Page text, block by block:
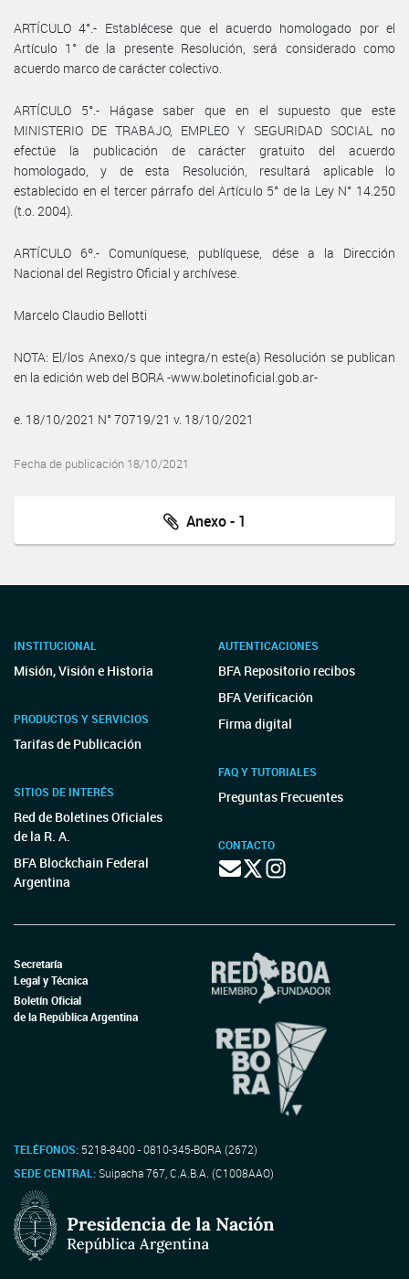
ARTÍCULO 4°.- Establécese que el acuerdo homologado por el
Artículo 1° de la presente Resolución, será considerado como
acuerdo marco de carácter colectivo.
ARTÍCULO 5°.- Hágase saber que en el supuesto que este
MINISTERIO DE TRABAJO, EMPLEO Y SEGURIDAD SOCIAL no
efectúe la publicación de carácter gratuito del acuerdo
homologado, y de esta Resolución, resultará aplicable lo
establecido en el tercer párrafo del Artículo 5° de la Ley N° 14.250
(t.o. 2004).
ARTÍCULO 6º.- Comuníquese, publíquese, dése a la Dirección
Nacional del Registro Oficial y archívese.
Marcelo Claudio Bellotti
NOTA: El/los Anexo/s que integra/n este(a) Resolución se publican
en la edición web del BORA -www.boletinoficial.gob.ar-
e. 18/10/2021 N° 70719/21 v. 18/10/2021
Fecha de publicación 18/10/2021
Anexo - 1
INSTITUCIONAL
Misión, Visión e Historia
PRODUCTOS Y SERVICIOS
Tarifas de Publicación
SITIOS DE INTERÉS
Red de Boletines Oficiales
de la R. A.
BFA Blockchain Federal
Argentina
AUTENTICACIONES
BFA Repositorio recibos
BFA Verificación
Firma digital
FAQ Y TUTORIALES
Preguntas Frecuentes
CONTACTO
Secretaría
Legal y Técnica
Boletín Oficial
de la República Argentina
TELÉFONOS: 5218-8400 - 0810-345-BORA (2672)
SEDE CENTRAL:Suipacha 767, C.A.B.A. (C1008AAO)